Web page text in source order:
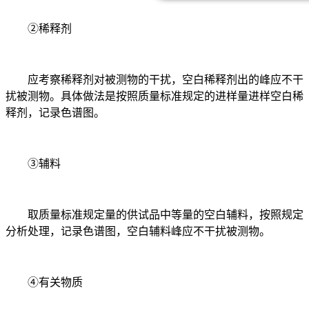
②稀释剂
应考察稀释剂对被测物的干扰，空白稀释剂出的峰应不干
扰被测物。具体做法是按照质量标准规定的进样量进样空白稀
释剂，记录色谱图。
③辅料
取质量标准规定量的供试品中等量的空白辅料，按照规定
分析处理，记录色谱图，空白辅料峰应不干扰被测物。
④有关物质